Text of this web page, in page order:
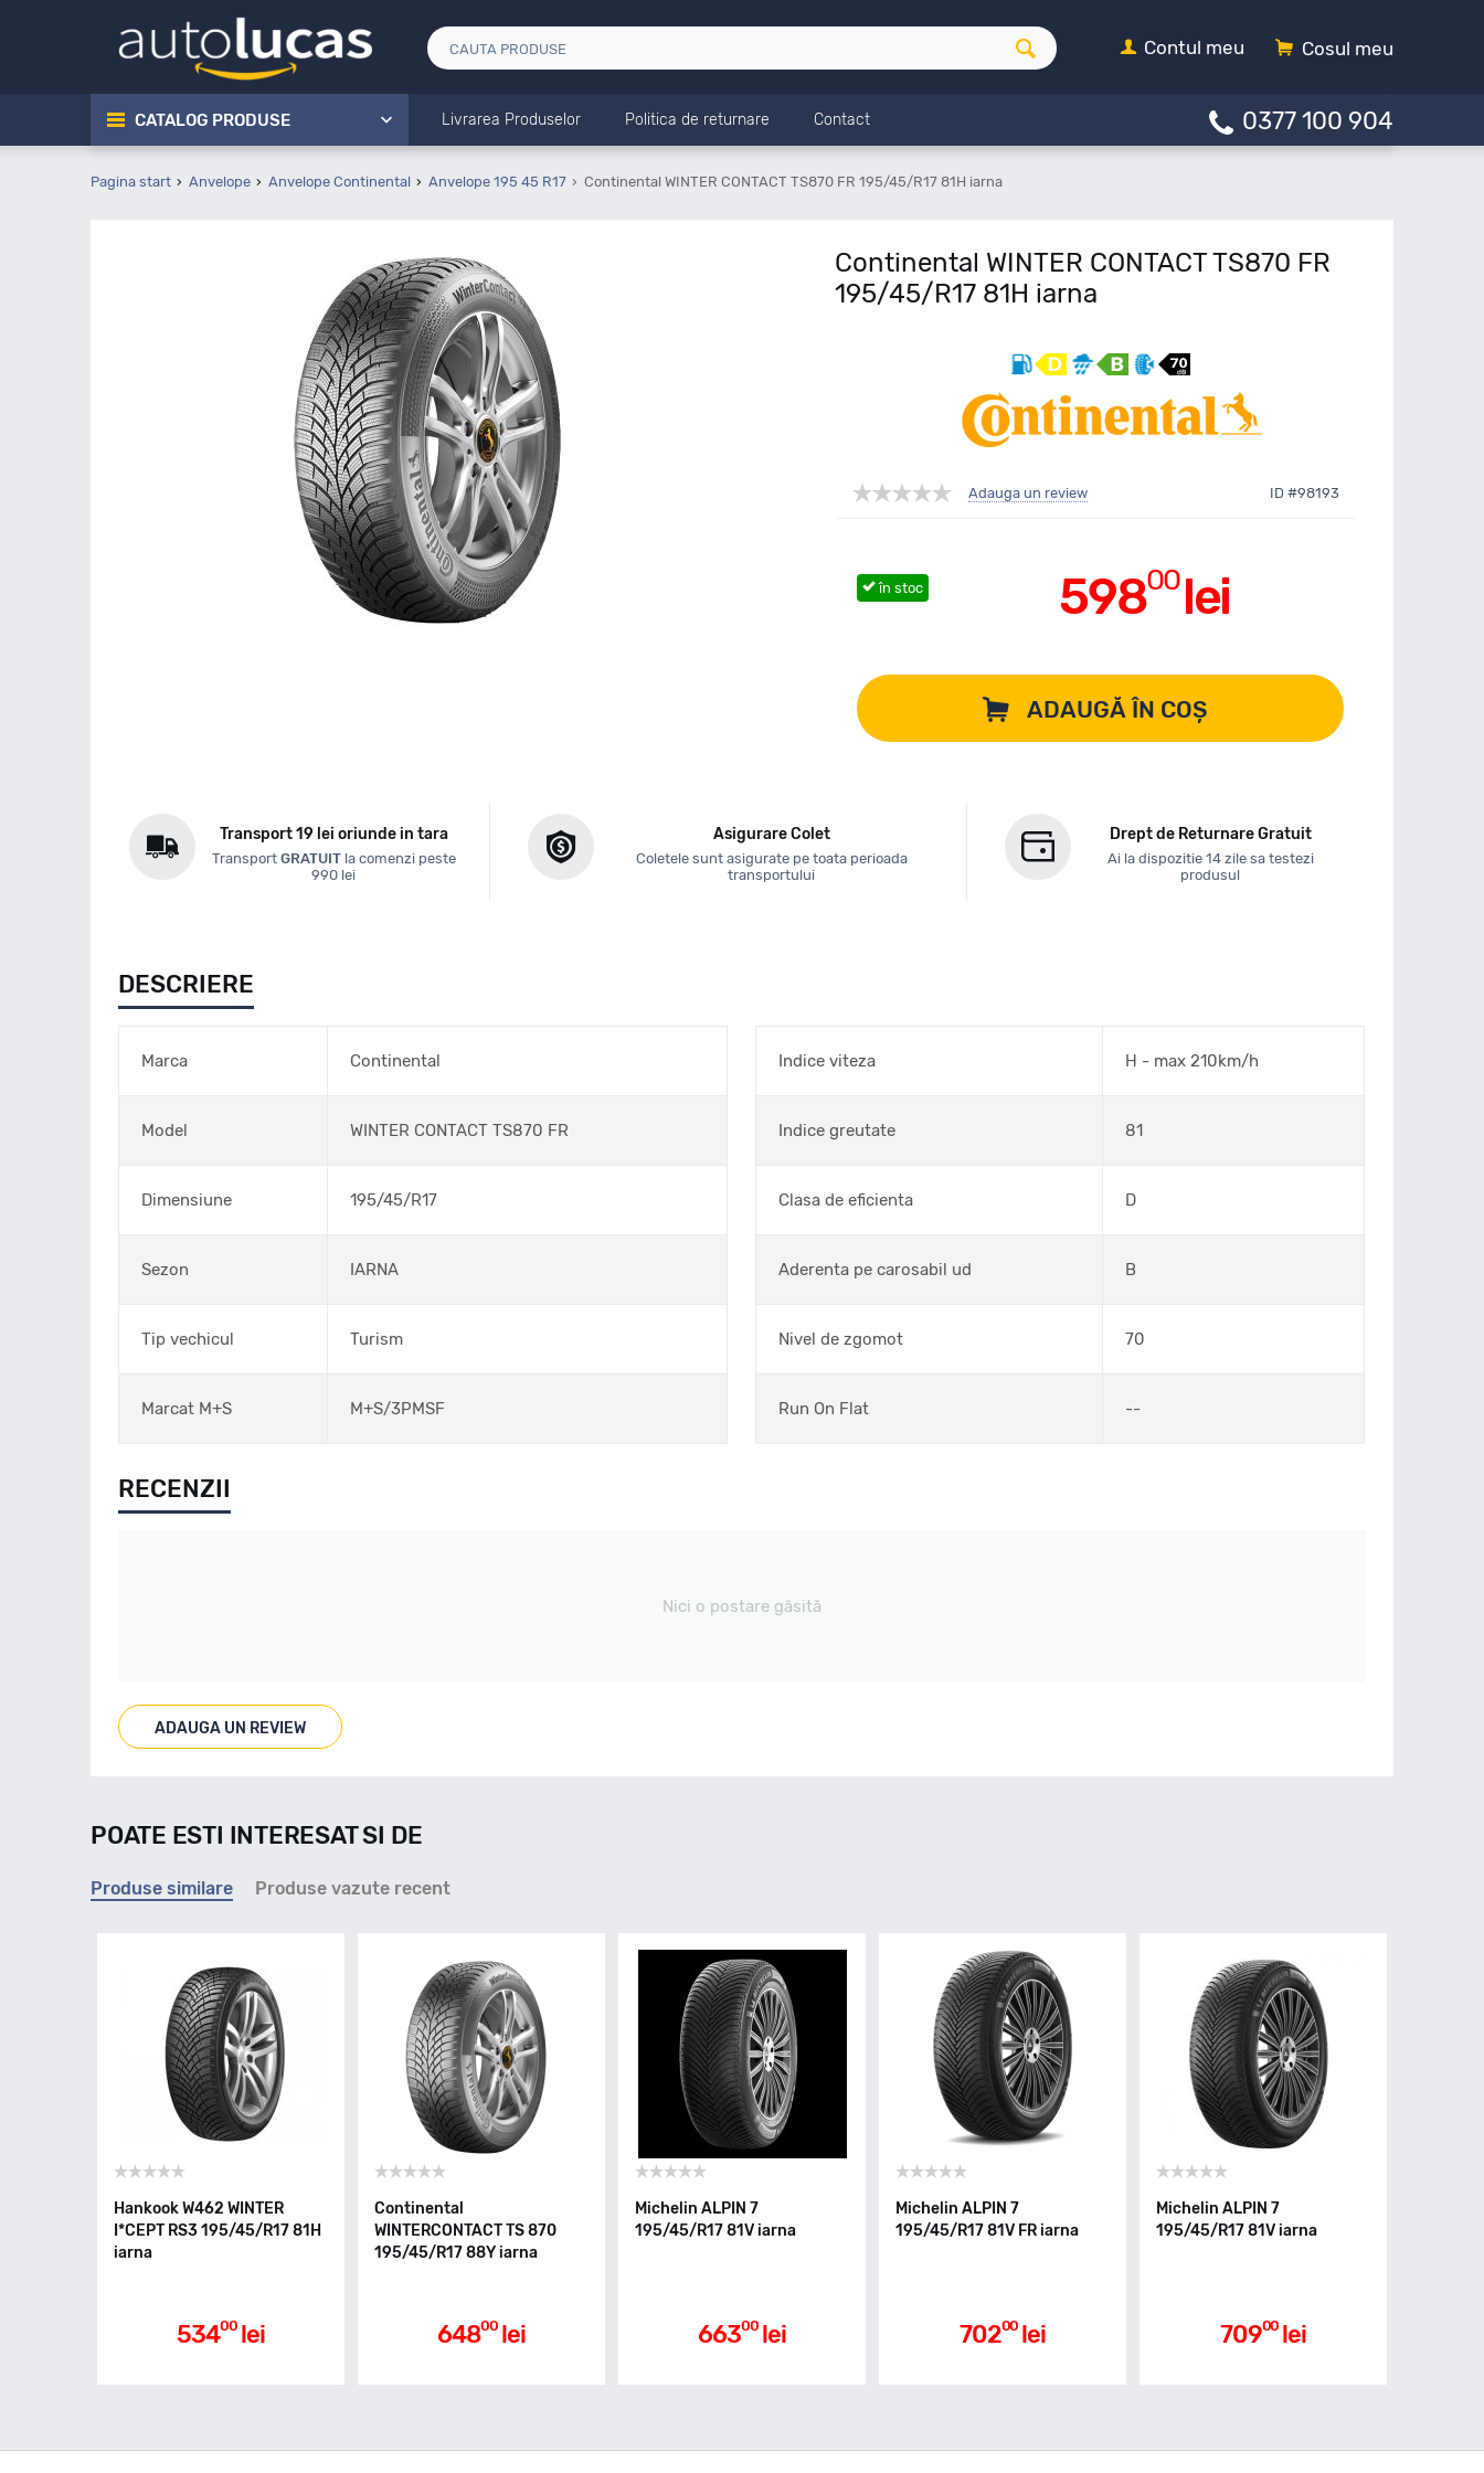
Cosul meu
Contul meu
CATALOG PRODUSE Livrarea Produselor Politica de returnare Contact 0377 100 904
Pagina start Anvelope Anvelope Continental Anvelope 195 45 R17 Continental WINTER CONTACT TS870 FR 195/45/R17 81H iarna
Continental WINTER CONTACT TS870 FR
195/45/R17 81H iarna
Adauga un review ID #98193
59800lei
în stoc
ADAUGĂ ÎN COȘ
Transport 19 lei oriunde in tara
Transport GRATUITla comenzi peste
990 lei
Asigurare Colet
Coletele sunt asigurate pe toata perioada
transportului
Drept de Returnare Gratuit
Ai la dispozitie 14 zile sa testezi
produsul
DESCRIERE
Marca Continental
Model WINTER CONTACT TS870 FR
Dimensiune 195/45/R17
Sezon IARNA
Tip vechicul Turism
Marcat M+S M+S/3PMSF
Indice viteza H - max 210km/h
Indice greutate 81
Clasa de eficienta D
Aderenta pe carosabil ud B
Nivel de zgomot 70
Run On Flat --
RECENZII
Nici o postare găsită
ADAUGA UN REVIEW
POATE ESTI INTERESAT SI DE
Produse similare Produse vazute recent
Hankook W462 WINTER
I*CEPT RS3 195/45/R17 81H
iarna
53400 lei
Continental
WINTERCONTACT TS 870
195/45/R17 88Y iarna
64800 lei
Michelin ALPIN 7
195/45/R17 81V iarna
66300 lei
Michelin ALPIN 7
195/45/R17 81V FR iarna
70200 lei
Michelin ALPIN 7
195/45/R17 81V iarna
70900 lei